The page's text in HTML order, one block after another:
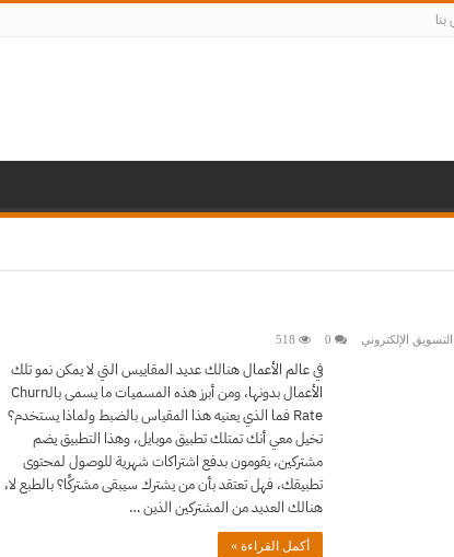
التسويق الإلكتروني 0
518
في عالم الأعمال هنالك عديد المقاييس التي لا يمكن نمو تلك
الأعمال بدونها، ومن أبرز هذه المسميات ما يسمى بالـChurn
Rate فما الذي يعنيه هذا المقياس بالضبط ولماذا يستخدم؟
تخيل معي أنك تمتلك تطبيق موبايل، وهذا التطبيق يضم
مشتركين، يقومون بدفع اشتراكات شهرية للوصول لمحتوى
تطبيقك، فهل تعتقد بأن من يشترك سيبقى مشتركًا؟ بالطبع لا،
هنالك العديد من المشتركين الذين …
أكمل القراءة »